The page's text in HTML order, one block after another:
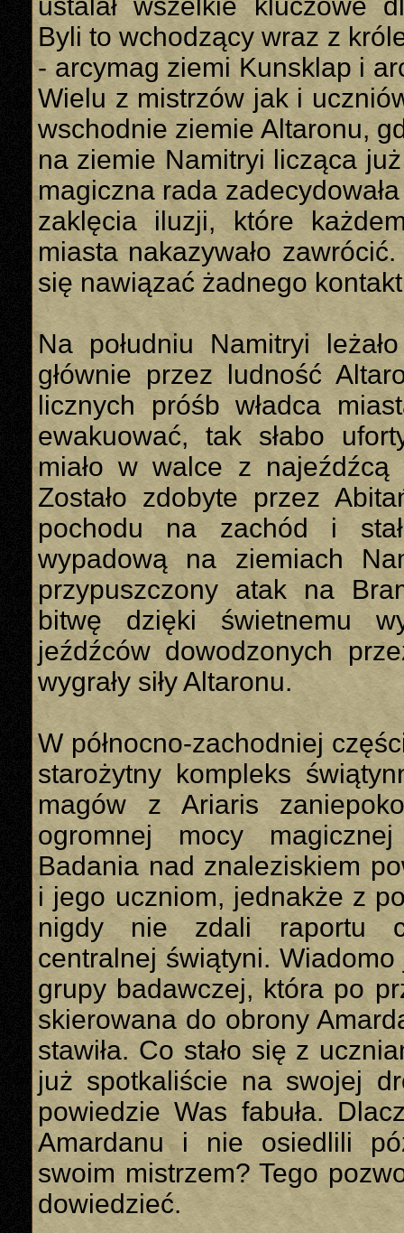
Byli to wchodzący wraz z
- arcymag ziemi Kunsklap i
Wielu z mistrzów jak i
wschodnie ziemie Altaronu,
na ziemie Namitryi licząca
magiczna rada
zaklęcia iluzji, które
miasta nakazywało
się nawiązać żadnego
Na południu Namitryi
głównie przez ludność
licznych próśb władca
ewakuować, tak słabo
miało w walce z najeźdźcą
Zostało zdobyte przez
pochodu na zachód i
wypadową na ziemiach
przypuszczony atak na
bitwę dzięki świetnemu
jeźdźców dowodzonych
wygrały siły Altaronu.
W północno-zachodniej
starożytny kompleks
magów z Ariaris
ogromnej mocy
Badania nad znaleziskiem
i jego uczniom, jednakże z
nigdy nie zdali raportu
centralnej świątyni.
grupy badawczej, która po
skierowana do obrony
stawiła. Co stało się z
już spotkaliście na swojej
powiedzie Was fabuła.
Amardanu i nie osiedlili
swoim mistrzem? Tego
dowiedzieć.